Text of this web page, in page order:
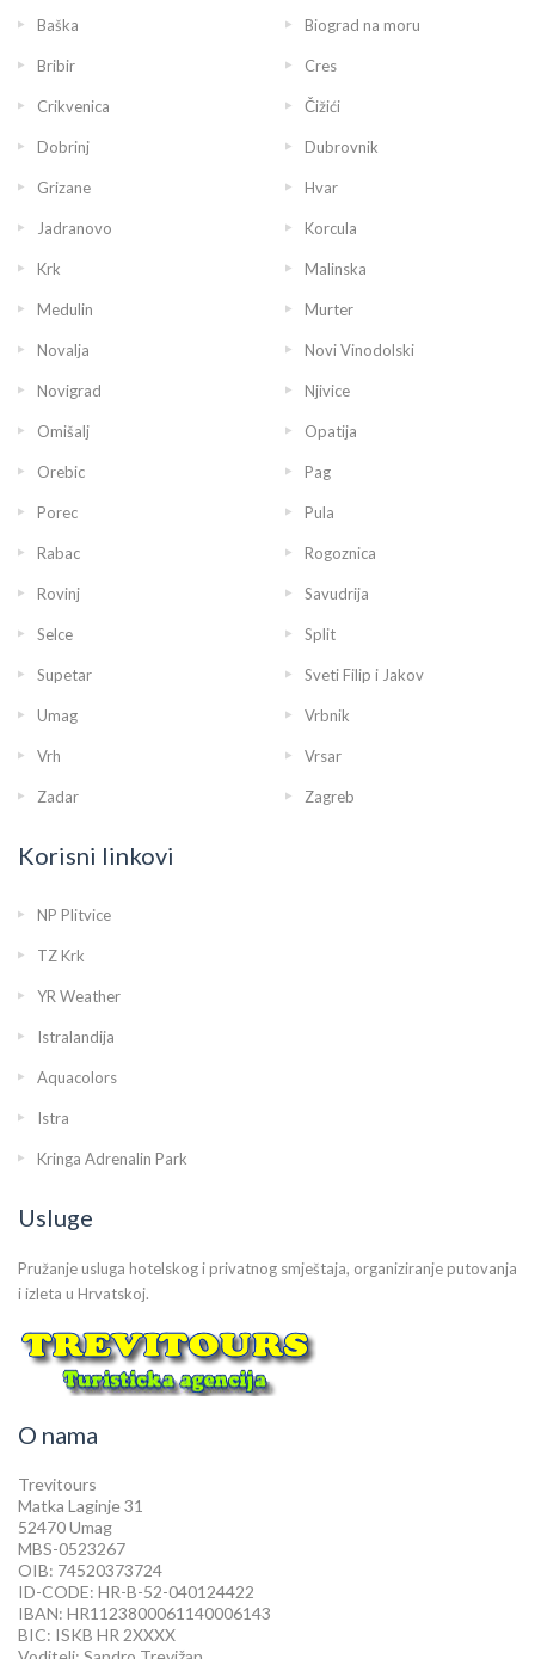
Baška Biograd na moru
Bribir Cres
Crikvenica Čižići
Dobrinj Dubrovnik
Grizane Hvar
Jadranovo Korcula
Krk Malinska
Medulin Murter
Novalja Novi Vinodolski
Novigrad Njivice
Omišalj Opatija
Orebic Pag
Porec Pula
Rabac Rogoznica
Rovinj Savudrija
Selce Split
Supetar Sveti Filip i Jakov
Umag Vrbnik
Vrh Vrsar
Zadar Zagreb
Korisni linkovi
NP Plitvice
TZ Krk
YR Weather
Istralandija
Aquacolors
Istra
Kringa Adrenalin Park
Usluge
Pružanje usluga hotelskog i privatnog smještaja, organiziranje putovanja
i izleta u Hrvatskoj.
O nama
Trevitours
Matka Laginje 31
52470 Umag
MBS-0523267
OIB: 74520373724
ID-CODE: HR-B-52-040124422
IBAN: HR1123800061140006143
BIC: ISKB HR 2XXXX